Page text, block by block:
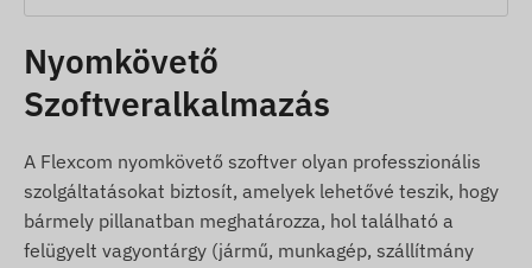
Speciális töltő- és bekötőkábel
Részletes üzembehelyezési útmutató
Használati feltételek
A készülék zavartalan működéséhez aktív
kapcsolat szükséges a műholdas helymeghatározó
Nyomkövető
Szoftveralkalmazás
A Flexcom nyomkövető szoftver olyan professzionális
szolgáltatásokat biztosít, amelyek lehetővé teszik, hogy
bármely pillanatban meghatározza, hol található a
felügyelt vagyontárgy (jármű, munkagép, szállítmány